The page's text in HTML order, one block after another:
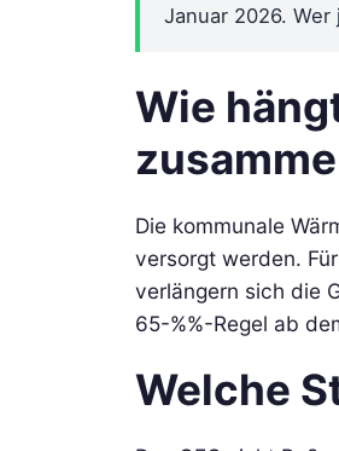
Januar 2026.
Wie
Die kommunale
versorgt werden.
verlängern sich die
65-%%-Regel ab
Welche